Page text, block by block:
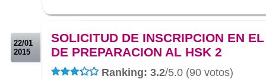
22/01
2015
SOLICITUD DE INSCRIPCION EN
DE PREPARACION AL HSK 2
Ranking: 3.2/5.0 (90 votos)